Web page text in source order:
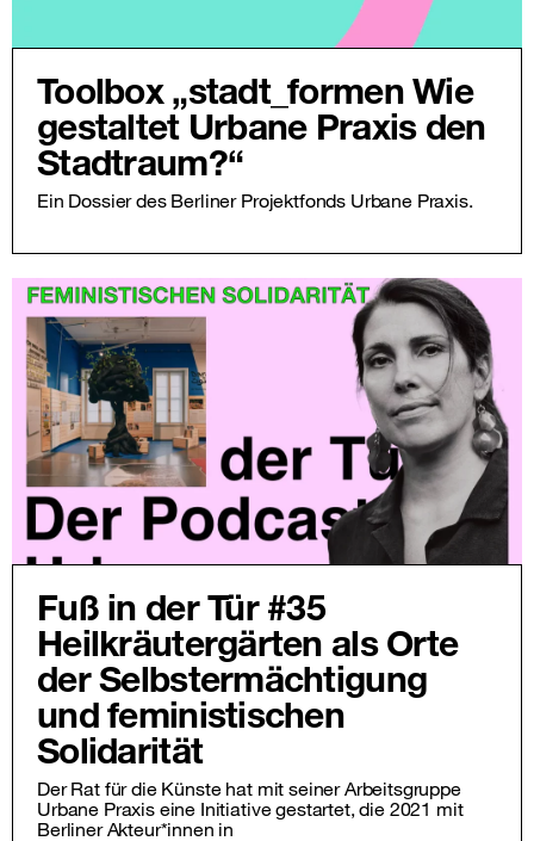
Toolbox „stadt_formen Wie
gestaltet Urbane Praxis den
Stadtraum?“
Ein Dossier des Berliner Projektfonds Urbane Praxis.
Fuß in der Tür #35
Heilkräutergärten als Orte
der Selbstermächtigung
und feministischen
Solidarität
Der Rat für die Künste hat mit seiner Arbeitsgruppe
Urbane Praxis eine Initiative gestartet, die 2021 mit
Berliner Akteur*innen in